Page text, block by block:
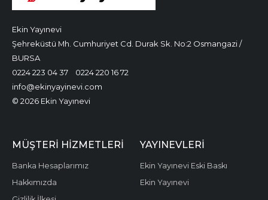
Ekin Yayınevi
Şehreküstü Mh. Cumhuriyet Cd. Durak Sk. No:2 Osmangazi /
BURSA
0224 223 04 37
0224 220 16 72
info@ekinyayinevi.com
© 2026 Ekin Yayınevi
MÜŞTERI HIZMETLERI
Banka Hesaplarımız
Hakkımızda
YAYINEVLERI
Ekin Yayınevi Eski Baskı
Ekin Yayınevi